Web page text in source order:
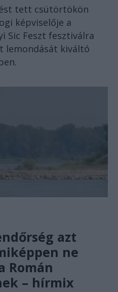
tett csütörtökön
képviselője a
Sic Feszt fesztiválra
lemondását kiváltó
azt
ne
Román
– hírmix